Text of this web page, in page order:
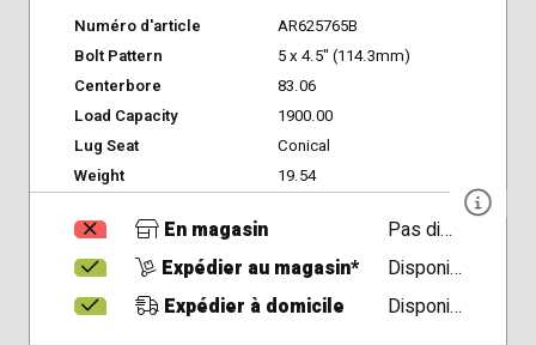
Numéro d'article
AR625765B
Bolt Pattern
5 x 4.5" (114.3mm)
Centerbore
83.06
Load Capacity
1900.00
Lug Seat
Conical
Weight
19.54
En magasin
Pas disponible
Expédier au magasin*
Disponible
Expédier à domicile
Disponible